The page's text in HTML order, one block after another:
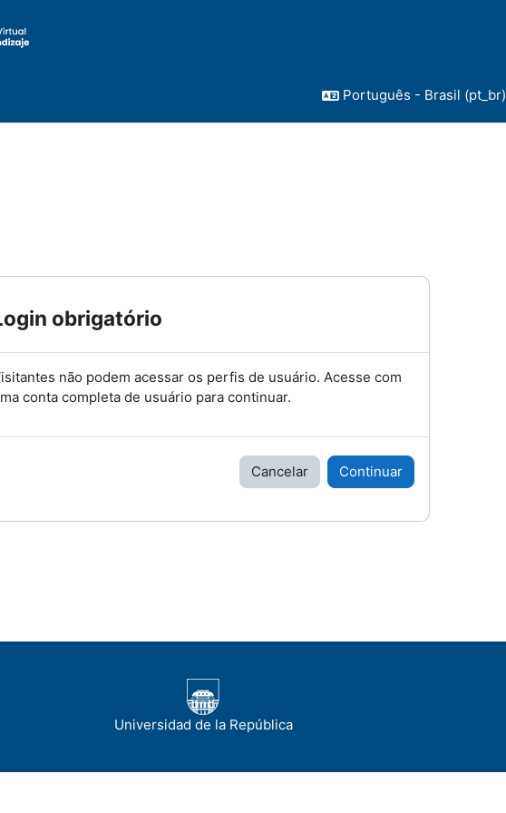
Português - Brasil ‎(pt_br)‎
obrigatório
não podem acessar os perfis de usuário. Acesse com
conta completa de usuário para continuar.
Cancelar Continuar
Universidad de la República